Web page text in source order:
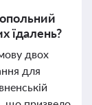
їдалень?
двох
для